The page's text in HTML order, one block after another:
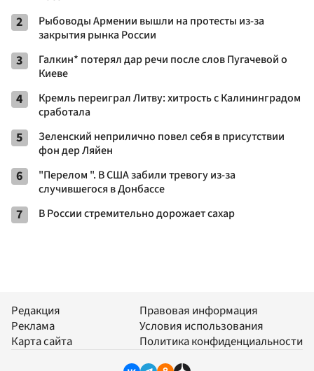
2
Рыбоводы Армении вышли на протесты из-за
закрытия рынка России
3
Галкин* потерял дар речи после слов Пугачевой о
Киеве
4
Кремль переиграл Литву: хитрость с Калининградом
сработала
5
Зеленский неприлично повел cебя в присутствии
фон дер Ляйен
6
"Перелом ". В США забили тревогу из-за
случившегося в Донбассе
7 В России стремительно дорожает сахар
Редакция
Реклама
Карта сайта
Правовая информация
Условия использования
Политика конфиденциальности